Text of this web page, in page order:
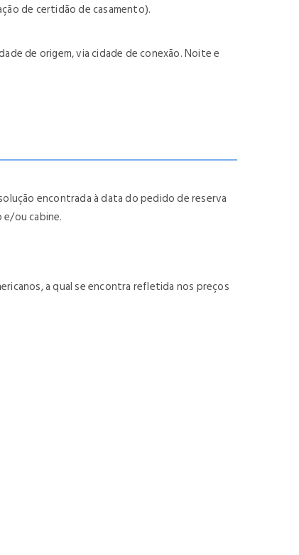
de certidão de casamento).
de origem, via cidade de conexão. Noite e
encontrada à data do pedido de reserva
ou cabine.
a qual se encontra refletida nos preços